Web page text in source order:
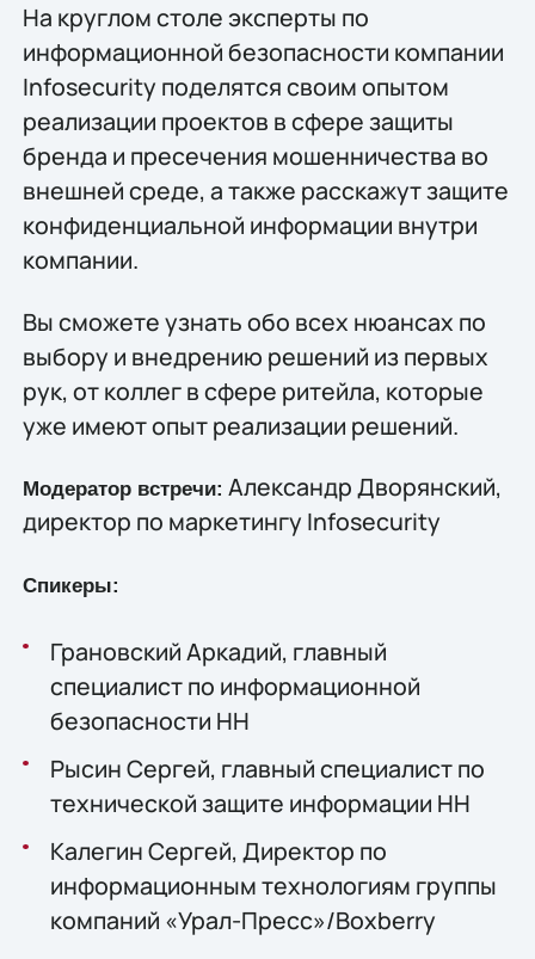
На круглом столе эксперты по
информационной безопасности компании
Infosecurity поделятся своим опытом
реализации проектов в сфере защиты
бренда и пресечения мошенничества во
внешней среде, а также расскажут защите
конфиденциальной информации внутри
компании.
Вы сможете узнать обо всех нюансах по
выбору и внедрению решений из первых
рук, от коллег в сфере ритейла, которые
уже имеют опыт реализации решений.
Модератор встречи: Александр Дворянский,
директор по маркетингу Infosecurity
Спикеры:
Грановский Аркадий, главный
специалист по информационной
безопасности HH
Рысин Сергей, главный специалист по
технической защите информации HH
Калегин Сергей, Директор по
информационным технологиям группы
компаний «Урал-Пресс»/Boxberry